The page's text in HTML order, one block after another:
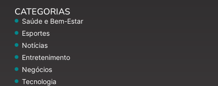
CATEGORIAS
Saúde e Bem-Estar
Esportes
Notícias
Entretenimento
Negócios
Tecnologia